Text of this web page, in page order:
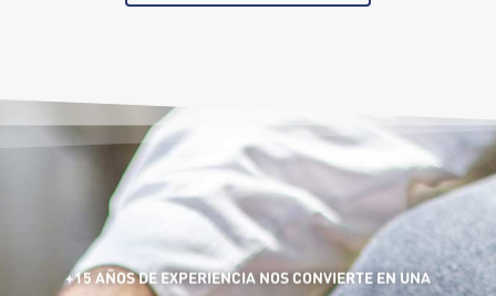
+15 AÑOS DE EXPERIENCIA NOS CONVIERTE EN UNA